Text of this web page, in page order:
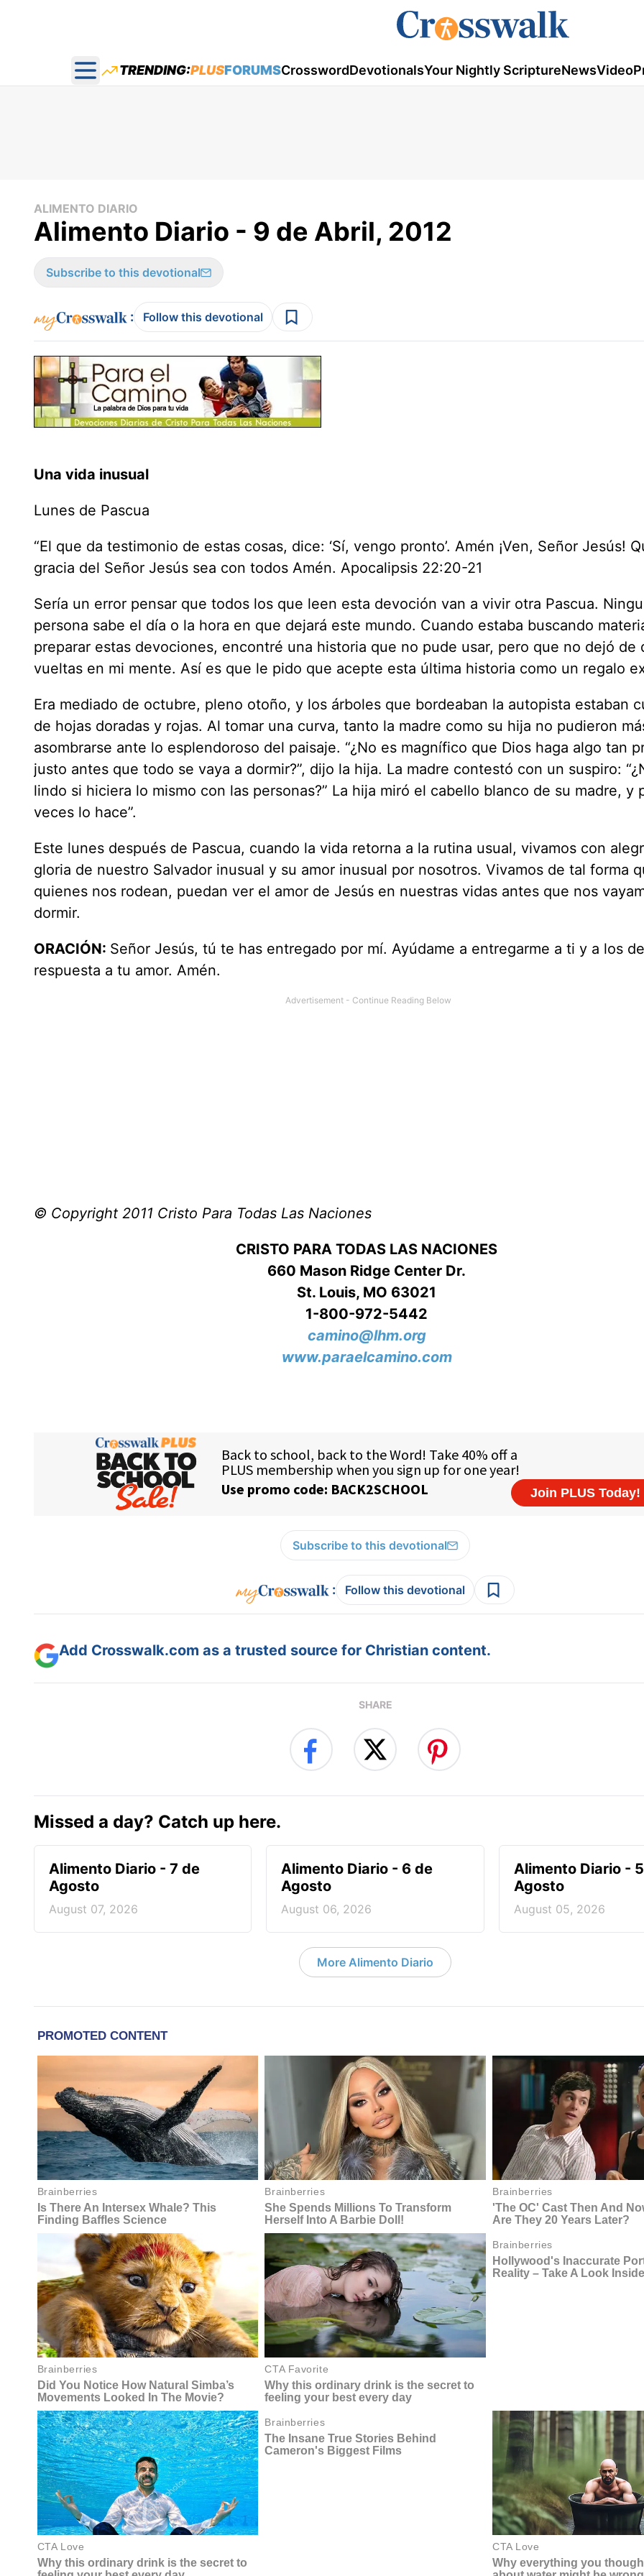
Open main menu
TRENDING:PLUSFORUMSCrosswordDevotionalsYour Nightly ScriptureNewsVideo
ALIMENTO DIARIO
Alimento Diario - 9 de Abril, 2012
Subscribe to this devotional
: Follow this devotional
Una vida inusual
Lunes de Pascua
“El que da testimonio de estas cosas, dice: ‘Sí, vengo pronto’. Amén ¡Ven, Señor Jesús!
gracia del Señor Jesús sea con todos Amén. Apocalipsis 22:20-21
Sería un error pensar que todos los que leen esta devoción van a vivir otra Pascua.
persona sabe el día o la hora en que dejará este mundo. Cuando estaba buscando
preparar estas devociones, encontré una historia que no pude usar, pero que no dejó de
vueltas en mi mente. Así es que le pido que acepte esta última historia como un regalo
Era mediado de octubre, pleno otoño, y los árboles que bordeaban la autopista estaban
de hojas doradas y rojas. Al tomar una curva, tanto la madre como su hija no pudieron
asombrarse ante lo esplendoroso del paisaje. “¿No es magnífico que Dios haga algo tan
justo antes que todo se vaya a dormir?”, dijo la hija. La madre contestó con un suspiro:
lindo si hiciera lo mismo con las personas?” La hija miró el cabello blanco de su madre, y
veces lo hace”.
Este lunes después de Pascua, cuando la vida retorna a la rutina usual, vivamos con
gloria de nuestro Salvador inusual y su amor inusual por nosotros. Vivamos de tal forma
quienes nos rodean, puedan ver el amor de Jesús en nuestras vidas antes que nos
dormir.
ORACIÓN: Señor Jesús, tú te has entregado por mí. Ayúdame a entregarme a ti y a los
respuesta a tu amor. Amén.
© Copyright 2011 Cristo Para Todas Las Naciones
CRISTO PARA TODAS LAS NACIONES
660 Mason Ridge Center Dr.
St. Louis, MO 63021
1-800-972-5442
camino@lhm.org
www.paraelcamino.com
Subscribe to this devotional
: Follow this devotional
Add Crosswalk.com as a trusted source for Christian content.
SHARE
Missed a day? Catch up here.
Alimento Diario - 7 de
Agosto
August 07, 2026
Alimento Diario - 6 de
Agosto
August 06, 2026
Alimento Diario -
Agosto
August 05, 2026
More Alimento Diario